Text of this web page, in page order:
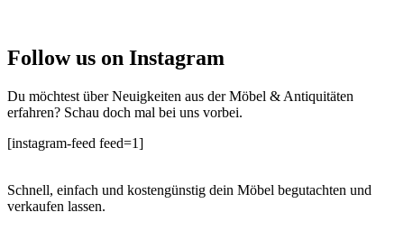
Follow us on Instagram
Du möchtest über Neuigkeiten aus der Möbel & Antiquitäten
erfahren? Schau doch mal bei uns vorbei.
[instagram-feed feed=1]
Schnell, einfach und kostengünstig dein Möbel begutachten und
verkaufen lassen.